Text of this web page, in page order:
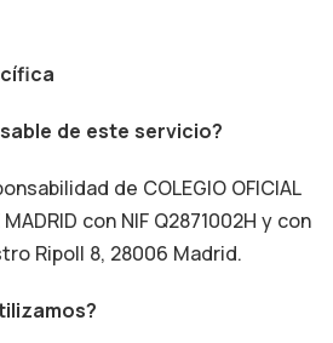
de este servicio?
de COLEGIO OFICIAL
MADRID con NIF Q2871002H y con
Ripoll 8, 28006 Madrid.